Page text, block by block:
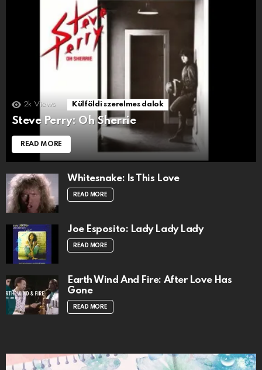
2k Views Külföldi szerelmes dalok
Steve Perry: Oh Sherrie
READ MORE
Whitesnake: Is This Love
READ MORE
Joe Esposito: Lady Lady Lady
READ MORE
Earth Wind And Fire: After Love Has
Gone
READ MORE